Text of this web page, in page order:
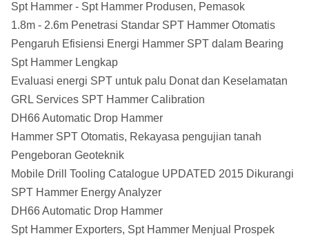
Spt Hammer - Spt Hammer Produsen, Pemasok
1.8m - 2.6m Penetrasi Standar SPT Hammer Otomatis
Pengaruh Efisiensi Energi Hammer SPT dalam Bearing
Spt Hammer Lengkap
Evaluasi energi SPT untuk palu Donat dan Keselamatan
GRL Services SPT Hammer Calibration
DH66 Automatic Drop Hammer
Hammer SPT Otomatis, Rekayasa pengujian tanah
Pengeboran Geoteknik
Mobile Drill Tooling Catalogue UPDATED 2015 Dikurangi
SPT Hammer Energy Analyzer
DH66 Automatic Drop Hammer
Spt Hammer Exporters, Spt Hammer Menjual Prospek